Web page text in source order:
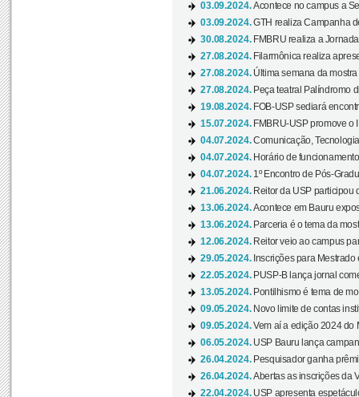
03.09.2024.Acontece no campus a
03.09.2024.GTH realiza Campanha
30.08.2024. FMBRU realiza a
27.08.2024. Filarmônica realiza
27.08.2024. Última semana da
27.08.2024. Peça teatral Palíndromo
19.08.2024. FOB-USP sediará
15.07.2024. FMBRU-USP promove o
04.07.2024.Comunicação,
04.07.2024. Horário de
04.07.2024. 1º Encontro de Pós-
21.06.2024. Reitor da USP participou
13.06.2024.Acontece em Bauru
13.06.2024. Parceria é o tema da
12.06.2024. Reitor veio ao campus
29.05.2024. Inscrições para
22.05.2024. PUSP-B lança jornal
13.05.2024. Pontilhismo é tema de
09.05.2024. Novo limite de contas
09.05.2024.Vem aí a edição 2024 do
06.05.2024. USP Bauru lança
26.04.2024. Pesquisador ganha
26.04.2024.Abertas as inscrições da
22.04.2024. USP apresenta